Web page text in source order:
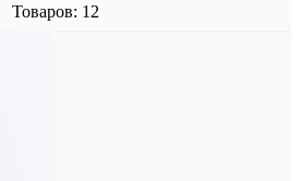
Товаров: 12